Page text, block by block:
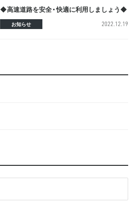
◆高速道路を安全・快適に利用しましょう◆
お知らせ 2022.12.19